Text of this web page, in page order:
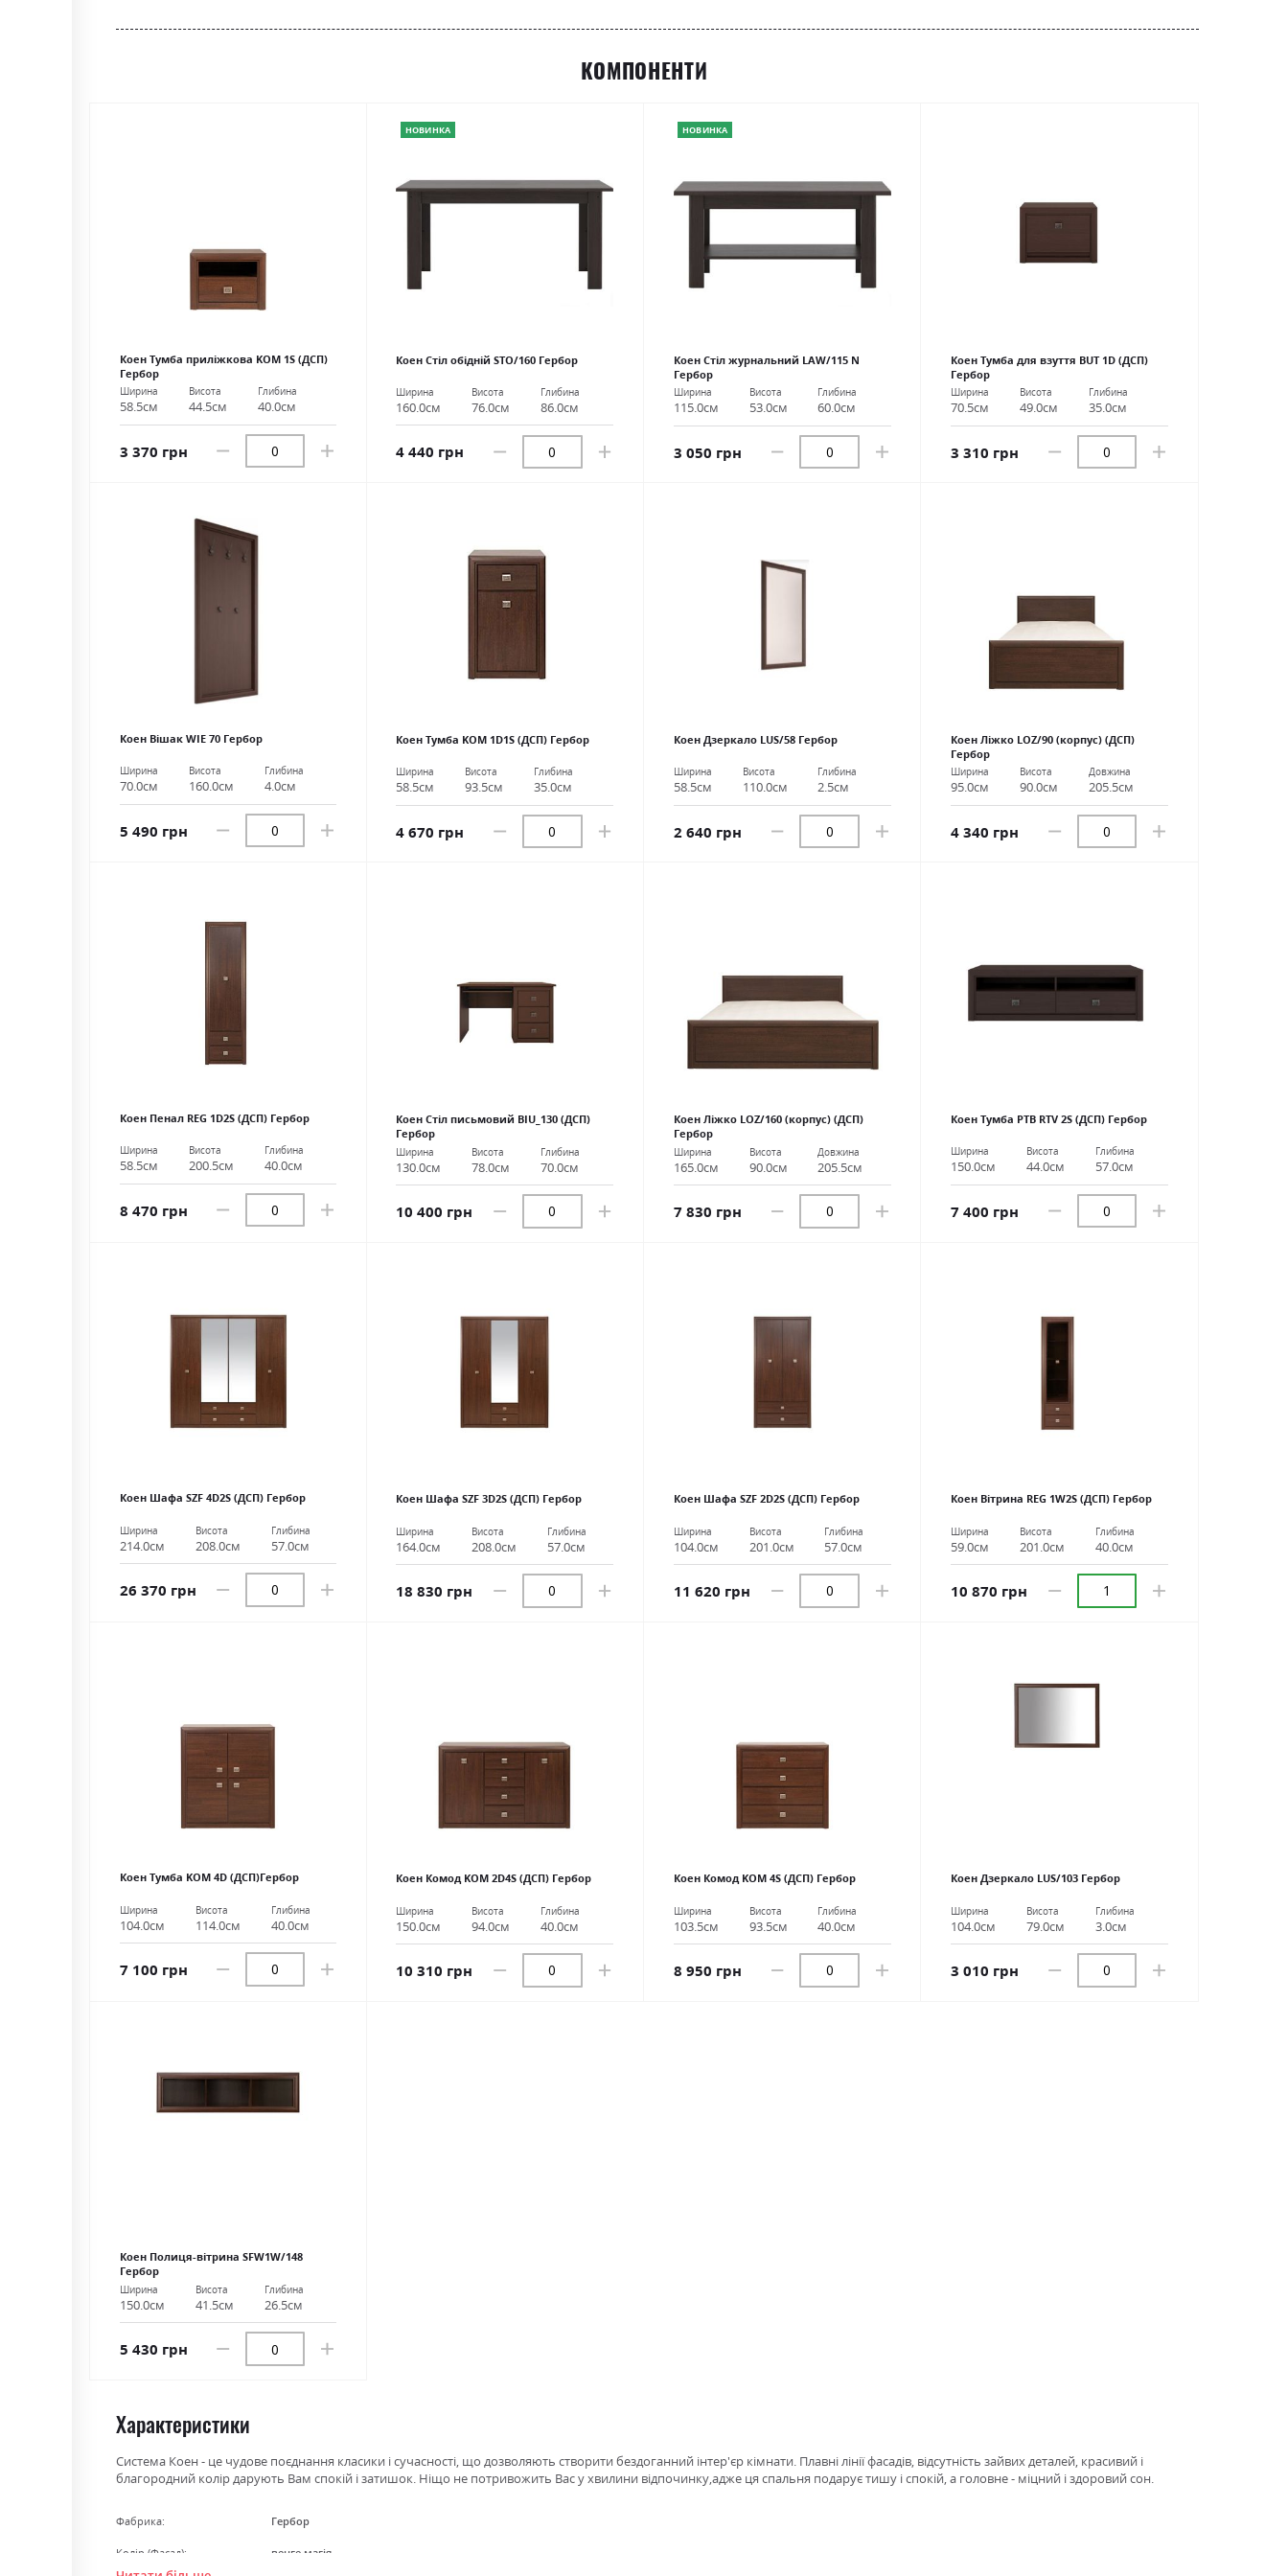
beginning
КОМПОНЕНТИ
Коен Тумба приліжкова KOM 1S (ДСП)
Гербор
Ширина
58.5см
Висота
44.5см
Глибина
40.0см
3 370 грн
НОВИНКА
Коен Стіл обідній STO/160 Гербор
Ширина
160.0см
Висота
76.0см
Глибина
86.0см
4 440 грн
НОВИНКА
Коен Стіл журнальний LAW/115 N
Гербор
Ширина
115.0см
Висота
53.0см
Глибина
60.0см
3 050 грн
Коен Тумба для взуття BUT 1D (ДСП)
Гербор
Ширина
70.5см
Висота
49.0см
Глибина
35.0см
3 310 грн
Коен Вішак WIE 70 Гербор
Ширина
70.0см
Висота
160.0см
Глибина
4.0см
5 490 грн
Коен Тумба KOM 1D1S (ДСП) Гербор
Ширина
58.5см
Висота
93.5см
Глибина
35.0см
4 670 грн
Коен Дзеркало LUS/58 Гербор
Ширина
58.5см
Висота
110.0см
Глибина
2.5см
2 640 грн
Коен Ліжко LOZ/90 (корпус) (ДСП)
Гербор
Ширина
95.0см
Висота
90.0см
Довжина
205.5см
4 340 грн
Коен Пенал REG 1D2S (ДСП) Гербор
Ширина
58.5см
Висота
200.5см
Глибина
40.0см
8 470 грн
Коен Стіл письмовий BIU_130 (ДСП)
Гербор
Ширина
130.0см
Висота
78.0см
Глибина
70.0см
10 400 грн
Коен Ліжко LOZ/160 (корпус) (ДСП)
Гербор
Ширина
165.0см
Висота
90.0см
Довжина
205.5см
7 830 грн
Коен Тумба РТВ RTV 2S (ДСП) Гербор
Ширина
150.0см
Висота
44.0см
Глибина
57.0см
7 400 грн
Коен Шафа SZF 4D2S (ДСП) Гербор
Ширина
214.0см
Висота
208.0см
Глибина
57.0см
26 370 грн
Коен Шафа SZF 3D2S (ДСП) Гербор
Ширина
164.0см
Висота
208.0см
Глибина
57.0см
18 830 грн
Коен Шафа SZF 2D2S (ДСП) Гербор
Ширина
104.0см
Висота
201.0см
Глибина
57.0см
11 620 грн
Коен Вітрина REG 1W2S (ДСП) Гербор
Ширина
59.0см
Висота
201.0см
Глибина
40.0см
10 870 грн
Коен Тумба KOM 4D (ДСП)Гербор
Ширина
104.0см
Висота
114.0см
Глибина
40.0см
7 100 грн
Коен Комод KOM 2D4S (ДСП) Гербор
Ширина
150.0см
Висота
94.0см
Глибина
40.0см
10 310 грн
Коен Комод KOM 4S (ДСП) Гербор
Ширина
103.5см
Висота
93.5см
Глибина
40.0см
8 950 грн
Коен Дзеркало LUS/103 Гербор
Ширина
104.0см
Висота
79.0см
Глибина
3.0см
3 010 грн
Коен Полиця-вітрина SFW1W/148
Гербор
Ширина
150.0см
Висота
41.5см
Глибина
26.5см
5 430 грн
Характеристики
Система Коен - це чудове поєднання класики і сучасності, що дозволяють створити бездоганний інтер'єр кімнати. Плавні лінії фасадів, відсутність зайвих деталей, красивий і
благородний колір дарують Вам спокій і затишок. Ніщо не потривожить Вас у хвилини відпочинку,адже ця спальня подарує тишу і спокій, а головне - міцний і здоровий сон.
Фабрика: Гербор
Колір (Фасад): венге магія